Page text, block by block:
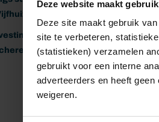
Deze website maakt
Deze site maakt gebruik
site te verbeteren,
(statistieken) verzamelen
gebruikt voor een interne
adverteerders en heeft
weigeren.
van het